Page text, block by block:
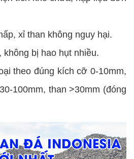
xỉ than không nguy hại.
không bị hao hụt nhiều.
theo đúng kích cỡ 0-10mm,
100mm, than >30mm (đóng